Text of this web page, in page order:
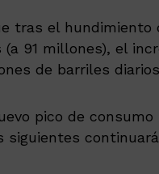
tras el hundimiento
91 millones), el
de barriles
pico de
siguientes